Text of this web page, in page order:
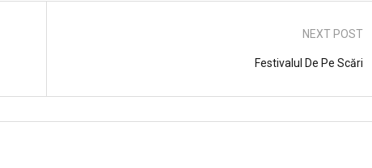
NEXT POST
Festivalul De Pe Scări